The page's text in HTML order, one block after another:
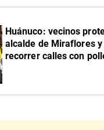
Huánuco: vecinos
alcalde de Miraflores y
recorrer calles con